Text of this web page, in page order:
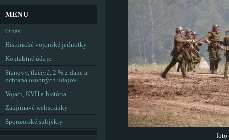
foto
MENU
O nás
Historické vojenské jednotky
Kontaktné údaje
Stanovy, tlačivá, 2 % z dane a
ochrana osobných údajov
Vojaci, KVH a história
Zaujímavé webstránky
Sponzorské subjekty